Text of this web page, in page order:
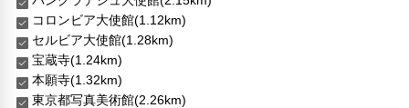
コロンビア大使館(1.12km)
セルビア大使館(1.28km)
宝蔵寺(1.24km)
本願寺(1.32km)
東京都写真美術館(2.26km)